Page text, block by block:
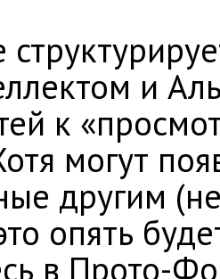
и
к
могут
другим
опять
в Прото-